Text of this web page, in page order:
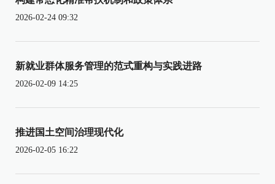
2026-02-24 09:32
新就业群体服务管理的范式重构与实践进路
2026-02-09 14:25
推进国土空间治理现代化
2026-02-05 16:22